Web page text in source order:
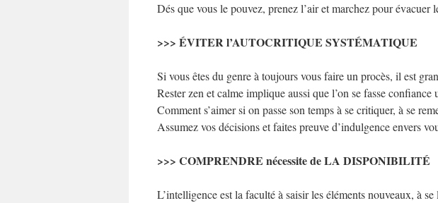
Dés que vous le pouvez, prenez l’air et marchez pour évacuer
>>> ÉVITER l’AUTOCRITIQUE SYSTÉMATIQUE
Si vous êtes du genre à toujours vous faire un procès, il est
Rester zen et calme implique aussi que l’on se fasse
Comment s’aimer si on passe son temps à se critiquer, à se
Assumez vos décisions et faites preuve d’indulgence envers
>>> COMPRENDRE nécessite de LA DISPONIBILITÉ
L’intelligence est la faculté à saisir les éléments nouveaux, à